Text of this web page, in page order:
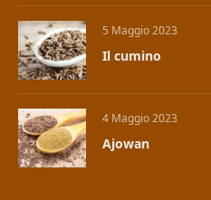
5 Maggio 2023
Il cumino
4 Maggio 2023
Ajowan